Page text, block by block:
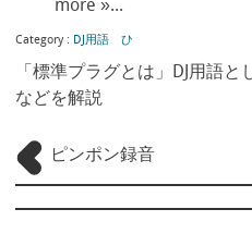
more »...
Category : DJ用語 ひ
「標準プラグとは」DJ用語
などを解説
ピンポン録音